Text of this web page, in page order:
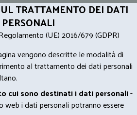
TRATTAMENTO DEI DATI
PERSONALI
(UE) 2016/679 (GDPR)
vengono descritte le modalità di
al trattamento dei dati personali
cui sono destinati i dati personali -
i dati personali potranno essere